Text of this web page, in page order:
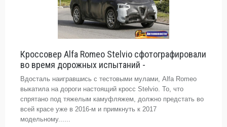
Кроссовер Alfa Romeo Stelvio сфотографировали
во время дорожных испытаний -
Вдосталь наигравшись с тестовыми мулами, Alfa Romeo
выкатила на дороги настоящий кросс Stelvio. То, что
спрятано под тяжелым камуфляжем, должно предстать во
всей красе уже в 2016-м и примкнуть к 2017
модельному......